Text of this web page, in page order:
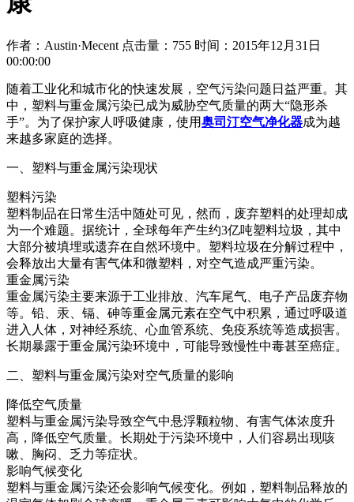
作者：Austin·Mecent 点击量：755 时间：2015年12月31日
00:00:00
随着工业化和城市化的快速发展，空气污染问题日益严重。其
中，塑料与重金属污染已成为威胁空气质量的两大“隐形杀
手”。为了保护家人呼吸健康，使用奥司汀空气净化器成为越
来越多家庭的选择。
一、塑料与重金属污染现状
塑料污染
塑料制品在日常生活中随处可见，然而，废弃塑料的处理却成
为一个难题。据统计，全球每年产生约3亿吨塑料垃圾，其中
大部分被填埋或遗弃在自然环境中。塑料垃圾在分解过程中，
会释放出大量有害气体和微塑料，对空气造成严重污染。
重金属污染
重金属污染主要来源于工业排放、汽车尾气、电子产品废弃物
等。铅、汞、镉、砷等重金属元素在空气中积累，通过呼吸道
进入人体，对神经系统、心血管系统、免疫系统等造成损害。
长期暴露于重金属污染环境中，可能导致慢性中毒甚至癌症。
二、塑料与重金属污染对空气质量的影响
降低空气质量
塑料与重金属污染导致空气中悬浮颗粒物、有害气体浓度升
高，降低空气质量。长期处于污染环境中，人们容易出现咳
嗽、胸闷、乏力等症状。
影响气候变化
塑料与重金属污染还会影响气候变化。例如，塑料制品释放的